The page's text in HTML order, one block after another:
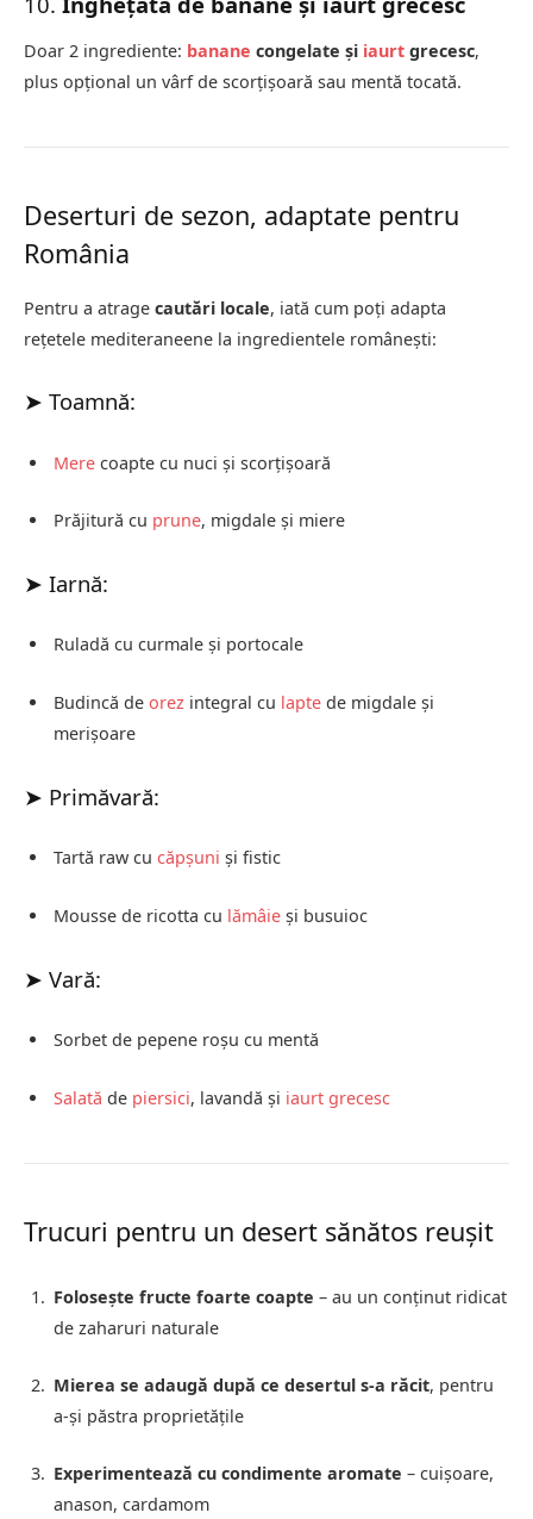
Doar 2 ingrediente: banane congelate și iaurt grecesc,
plus opțional un vârf de scorțișoară sau mentă tocată.
Deserturi de sezon, adaptate pentru
România
Pentru a atrage cautări locale, iată cum poți adapta
rețetele mediteraneene la ingredientele românești:
➤ Toamnă:
Mere coapte cu nuci și scorțișoară
Prăjitură cu prune, migdale și miere
➤ Iarnă:
Ruladă cu curmale și portocale
Budincă de orez integral cu lapte de migdale și
merișoare
➤ Primăvară:
Tartă raw cu căpșuni și fistic
Mousse de ricotta cu lămâie și busuioc
➤ Vară:
Sorbet de pepene roșu cu mentă
Salată de piersici, lavandă și iaurt grecesc
Trucuri pentru un desert sănătos reușit
Folosește fructe foarte coapte – au un conținut ridicat
de zaharuri naturale
Mierea se adaugă după ce desertul s-a răcit, pentru
a-și păstra proprietățile
Experimentează cu condimente aromate – cuișoare,
anason, cardamom